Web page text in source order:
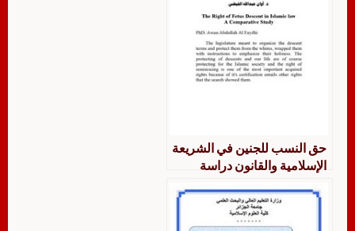
حق النسب للجنين في الشريعة
الإسلامية والقانون دراسة